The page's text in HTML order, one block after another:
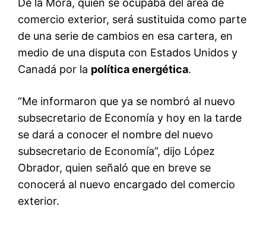
De la Mora, quien se ocupaba del área de
comercio exterior, será sustituida como parte
de una serie de cambios en esa cartera, en
medio de una disputa con Estados Unidos y
Canadá por la política energética.
“Me informaron que ya se nombró al nuevo
subsecretario de Economía y hoy en la tarde
se dará a conocer el nombre del nuevo
subsecretario de Economía”, dijo López
Obrador, quien señaló que en breve se
conocerá al nuevo encargado del comercio
exterior.